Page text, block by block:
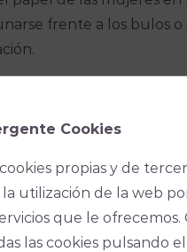
frente a los bulos
de Córdoba
Ramos, que trae a
Fernández, con
Quesada, que
también sus
Cookies
propias y de
utilización de la web
que le ofrecemos.
las cookies pulsando